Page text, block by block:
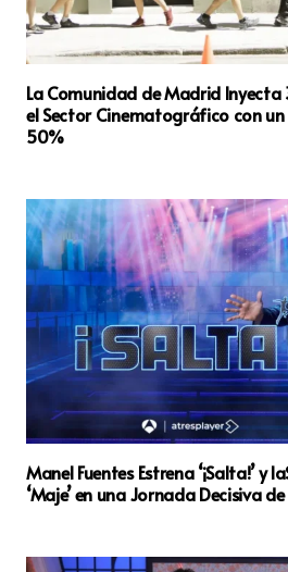
La Comunidad de Madrid Inyecta
el Sector Cinematográfico con
50%
Manel Fuentes Estrena ‘¡Salta!’ y
‘Maje’ en una Jornada Decisiva